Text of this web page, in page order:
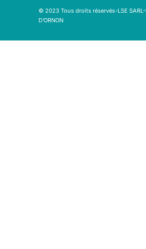
© 2023 Tous droits réservés-LSE SARL-
D’ORNON